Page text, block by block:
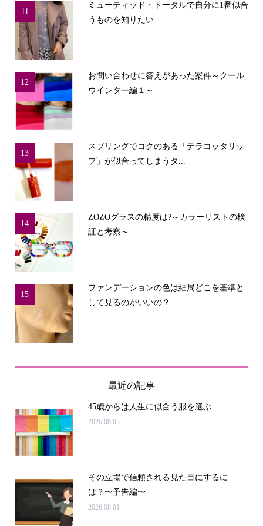
11
ミューティッド・トータルで自分に1番似合
うものを知りたい
12
お問い合わせに答えがあった案件～クール
ウインター編１～
13
スプリングでコクのある「テラコッタリッ
プ」が似合ってしまうタ...
14
ZOZOグラスの精度は?～カラーリストの検
証と考察～
15
ファンデーションの色は結局どこを基準と
して見るのがいいの？
最近の記事
45歳からは人生に似合う服を選ぶ
2026.08.05
その立場で信頼される見た目にするに
は？〜予告編〜
2026.08.01